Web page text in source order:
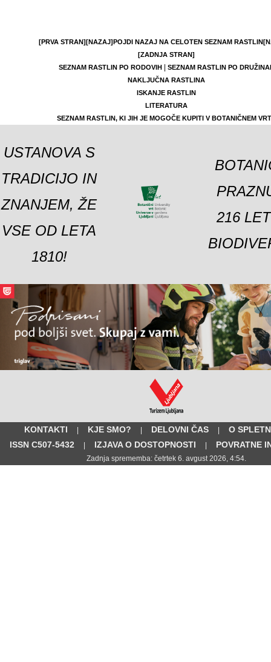
[PRVA STRAN][NAZAJ]POJDI NAZAJ NA CELOTEN SEZNAM RASTLIN
[ZADNJA STRAN]
SEZNAM RASTLIN PO RODOVIH|
SEZNAM RASTLIN PO
NAKLJUČNA RASTLINA
ISKANJE RASTLIN
LITERATURA
SEZNAM RASTLIN, KI JIH JE MOGOČE KUPITI V BOTANIČNEM
USTANOVA S
TRADICIJO IN
ZNANJEM, ŽE
VSE OD LETA
1810!
216
KONTAKTI | KJE SMO? | DELOVNI ČAS |
O
ISSN C507-5432
| IZJAVA O DOSTOPNOSTI | POVRATNE
Zadnja sprememba: četrtek 6. avgust 2026, 4:54.